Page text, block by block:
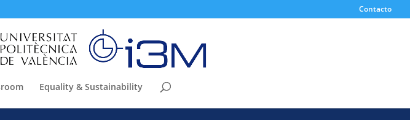
Contacto
Equality & Sustainability